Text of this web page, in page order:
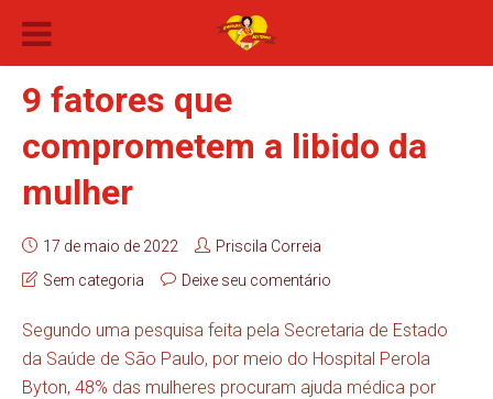
9 fatores que
comprometem a libido da
mulher
17 de maio de 2022
Priscila Correia
Sem categoria
Deixe seu comentário
Segundo uma pesquisa feita pela Secretaria de Estado
da Saúde de São Paulo, por meio do Hospital Perola
Byton, 48% das mulheres procuram ajuda médica por